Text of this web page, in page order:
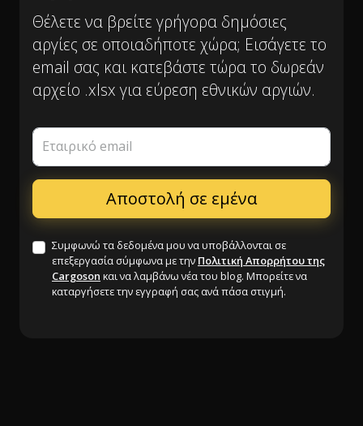
Θέλετε να βρείτε γρήγορα δημόσιες
αργίες σε οποιαδήποτε χώρα; Εισάγετε το
email σας και κατεβάστε τώρα το δωρεάν
αρχείο .xlsx για εύρεση εθνικών αργιών.
Εταιρικό email
Συμφωνώ τα δεδομένα μου να υποβάλλονται σε
επεξεργασία σύμφωνα με την Πολιτική Απορρήτου της
Cargoson και να λαμβάνω νέα του blog. Μπορείτε να
καταργήσετε την εγγραφή σας ανά πάσα στιγμή.